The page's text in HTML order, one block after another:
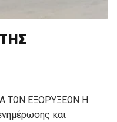
ΤΩΝ ΕΞΟΡΥΞΕΩΝ Η
και